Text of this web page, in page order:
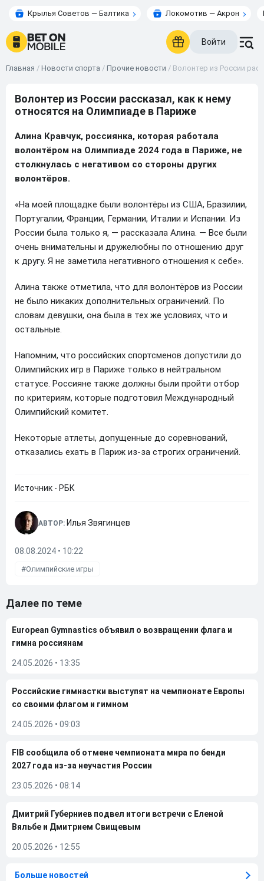
Крылья Советов — Балтика Локомотив — Акрон
Войти
Главная / Новости спорта / Прочие новости / Волонтер из России
Волонтер из России рассказал, как к нему
относятся на Олимпиаде в Париже
Алина Кравчук, россиянка, которая работала
волонтёром на Олимпиаде 2024 года в Париже, не
столкнулась с негативом со стороны других
волонтёров.
«На моей площадке были волонтёры из США, Бразилии,
Португалии, Франции, Германии, Италии и Испании. Из
России была только я, — рассказала Алина. — Все были
очень внимательны и дружелюбны по отношению друг
к другу. Я не заметила негативного отношения к себе».
Алина также отметила, что для волонтёров из России
не было никаких дополнительных ограничений. По
словам девушки, она была в тех же условиях, что и
остальные.
Напомним, что российских спортсменов допустили до
Олимпийских игр в Париже только в нейтральном
статусе. Россияне также должны были пройти отбор
по критериям, которые подготовил Международный
Олимпийский комитет.
Некоторые атлеты, допущенные до соревнований,
отказались ехать в Париж из-за строгих ограничений.
Источник - РБК
АВТОР: Илья Звягинцев
08.08.2024 • 10:22
Олимпийские игры
Далее по теме
European Gymnastics объявил о возвращении флага и
гимна россиянам
24.05.2026 • 13:35
Российские гимнастки выступят на чемпионате Европы
со своими флагом и гимном
24.05.2026 • 09:03
FIB сообщила об отмене чемпионата мира по бенди
2027 года из-за неучастия России
23.05.2026 • 08:14
Дмитрий Губерниев подвел итоги встречи с Еленой
Вяльбе и Дмитрием Свищевым
20.05.2026 • 12:55
Больше новостей